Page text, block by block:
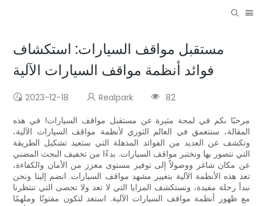
مستقبل مواقف السيارات: استكشاف
فوائد أنظمة مواقف السيارات الآلية
2023-12-18 Realpark
82
مرحبًا بكم في لمحة مثيرة عن مستقبل مواقف السيارات! في هذه
المقالة، سنتعمق في العالم الثوري لأنظمة مواقف السيارات الآلية،
ونكشف عن العديد من الفوائد المذهلة التي ستعيد تشكيل الطريقة
التي نتصور بها ونختبر مواقف السيارات. بدءًا من تخفيف البحث المضني
عن مكان شاغر ووصولاً إلى توفير مستوى معزز من الأمان والكفاءة،
تعد هذه الأنظمة الآلية بتغيير مشهد مواقف السيارات. انضم إلينا ونحن
نبدأ رحلة مفيدة، ونستكشف المزايا التي لا تعد ولا تحصى التي تنتظرنا
مع ظهور أنظمة مواقف السيارات الآلية. استعد لتكون مفتونًا وملهمًا